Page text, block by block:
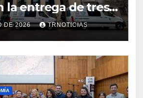
la entrega de tres
para
y Sagrada Familia
DE 2026 TRNOTICIAS